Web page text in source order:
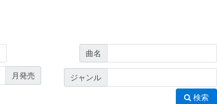
曲名
月発売 ジャンル
検索